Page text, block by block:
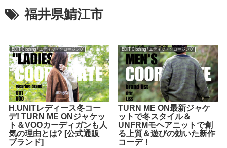
福井県鯖江市
EDIT Clothing / エディットクロージング
H.UNITレディース冬コー
デ! TURN ME ONジャケッ
ト＆VOOカーディガンも人
気の理由とは? [公式通販
ブランド]
EDIT Clothing / エディットクロージング
TURN ME ON最新ジャケ
ットで冬スタイル＆
UNFRMモヘアニットで創
る上質＆遊びの効いた新作
コーデ！